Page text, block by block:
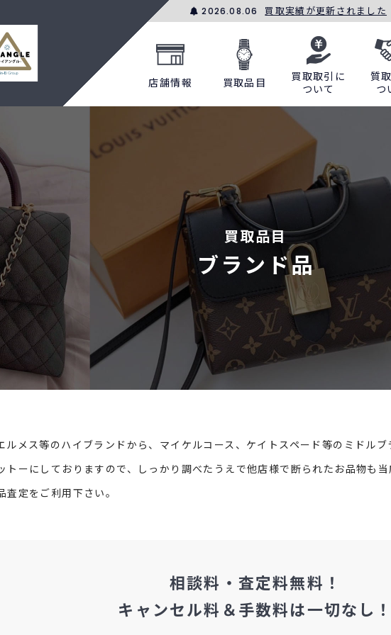
2026.08.06 買取実績が更新されました
店舗情報 買取品目
買取取引に
ついて
質
つ
買取品目
ブランド品
ルメス等のハイブランドから、マイケルコース、ケイトスペード等のミドルブ
トーにしておりますので、しっかり調べたうえで他店様で断られたお品物も当
定をご利用下さい。
相談料・査定料無料！
キャンセル料＆手数料は一切なし！